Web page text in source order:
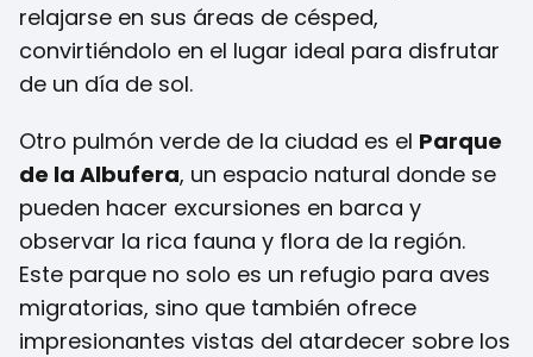
relajarse en sus áreas de césped,
convirtiéndolo en el lugar ideal para disfrutar
de un día de sol.
Otro pulmón verde de la ciudad es el Parque
de la Albufera, un espacio natural donde se
pueden hacer excursiones en barca y
observar la rica fauna y flora de la región.
Este parque no solo es un refugio para aves
migratorias, sino que también ofrece
impresionantes vistas del atardecer sobre los